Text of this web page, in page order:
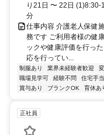
り21日 〜 22日
分
仕事内容 介護老人保健
務です ご利用者様の健
ックや健康評価を行っ
応を行ってい...
制服あり 業界未経験者歓迎
職場見学可
経験不問 住宅手
賞与あり
ブランクOK 育休あ
正社員